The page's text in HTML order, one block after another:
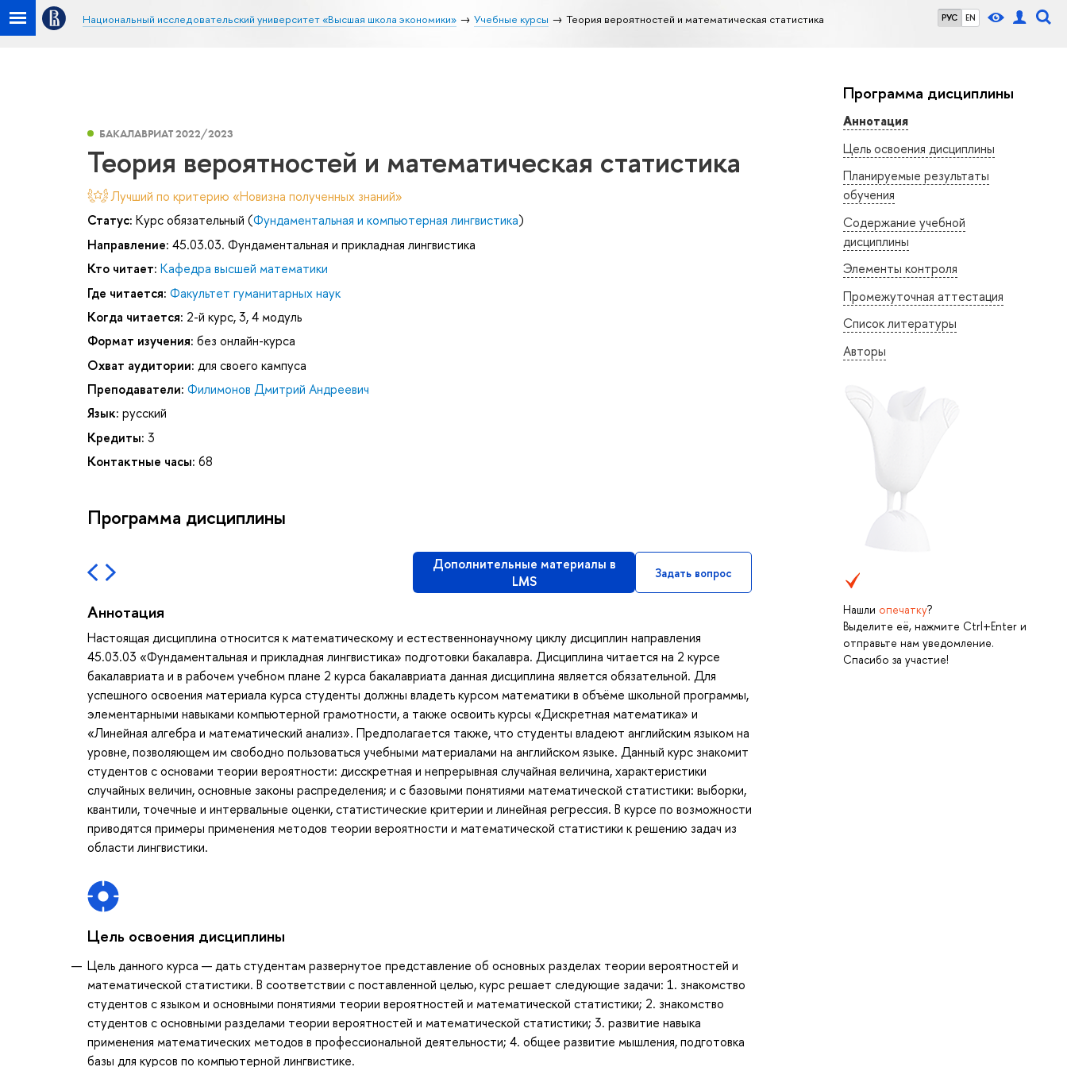
РУС EN
Национальный исследовательский университет «Высшая школа экономики» Учебные курсы Теория вероятностей и математическая статистика
Программа дисциплины
Аннотация
Цель освоения дисциплины
Планируемые результаты
обучения
Содержание учебной
дисциплины
Элементы контроля
Промежуточная аттестация
Список литературы
Авторы
Нашли опечатку?
Выделите её, нажмите Ctrl+Enter и
отправьте нам уведомление.
Спасибо за участие!
БАКАЛАВРИАТ 2022/2023
Теория вероятностей и математическая статистика
Лучший по критерию «Новизна полученных знаний»
Статус: Курс обязательный (Фундаментальная и компьютерная лингвистика)
Направление: 45.03.03. Фундаментальная и прикладная лингвистика
Кто читает: Кафедра высшей математики
Где читается: Факультет гуманитарных наук
Когда читается: 2-й курс, 3, 4 модуль
Формат изучения: без онлайн-курса
Охват аудитории: для своего кампуса
Преподаватели: Филимонов Дмитрий Андреевич
Язык: русский
Кредиты: 3
Контактные часы: 68
Программа дисциплины
Дополнительные материалы в
LMS
Задать вопрос
Аннотация
Настоящая дисциплина относится к математическому и естественнонаучному циклу дисциплин направления
45.03.03 «Фундаментальная и прикладная лингвистика» подготовки бакалавра. Дисциплина читается на 2 курсе
бакалавриата и в рабочем учебном плане 2 курса бакалавриата данная дисциплина является обязательной. Для
успешного освоения материала курса студенты должны владеть курсом математики в объёме школьной программы,
элементарными навыками компьютерной грамотности, а также освоить курсы «Дискретная математика» и
«Линейная алгебра и математический анализ». Предполагается также, что студенты владеют английским языком на
уровне, позволяющем им свободно пользоваться учебными материалами на английском языке. Данный курс знакомит
студентов с основами теории вероятности: дисскретная и непрерывная случайная величина, характеристики
случайных величин, основные законы распределения; и с базовыми понятиями математической статистики: выборки,
квантили, точечные и интервальные оценки, статистические критерии и линейная регрессия. В курсе по возможности
приводятся примеры применения методов теории вероятности и математической статистики к решению задач из
области лингвистики.
Цель освоения дисциплины
Цель данного курса — дать студентам развернутое представление об основных разделах теории вероятностей и
математической статистики. В соответствии с поставленной целью, курс решает следующие задачи: 1. знакомство
студентов с языком и основными понятиями теории вероятностей и математической статистики; 2. знакомство
студентов с основными разделами теории вероятностей и математической статистики; 3. развитие навыка
применения математических методов в профессиональной деятельности; 4. общее развитие мышления, подготовка
базы для курсов по компьютерной лингвистике.